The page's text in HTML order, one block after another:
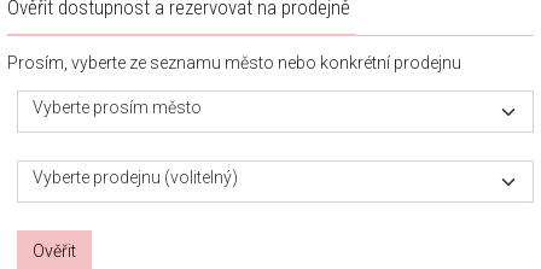
Ověřit dostupnost a rezervovat na prodejně
Prosím, vyberte ze seznamu město nebo konkrétní prodejnu
Vyberte prosím město
Vyberte prodejnu (volitelný)
Ověřit